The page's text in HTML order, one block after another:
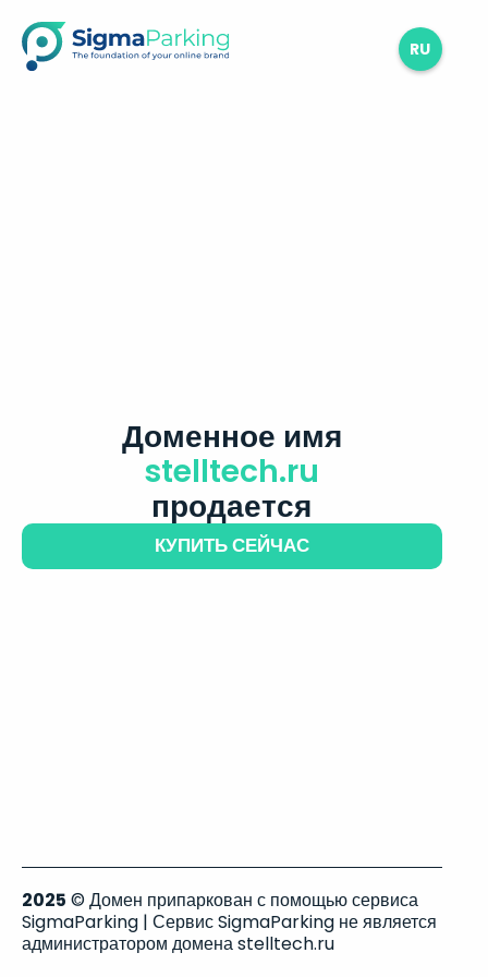
RU
Доменное имя
stelltech.ru
продается
КУПИТЬ СЕЙЧАС
2025 © Домен припаркован с помощью сервиса
SigmaParking | Сервис SigmaParking не является
администратором домена stelltech.ru